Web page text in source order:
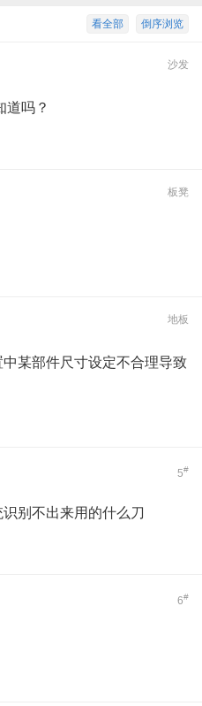
倒序浏览
看全部
沙发
道吗？
板凳
地板
某部件尺寸设定不合理导致
5#
别不出来用的什么刀
6#